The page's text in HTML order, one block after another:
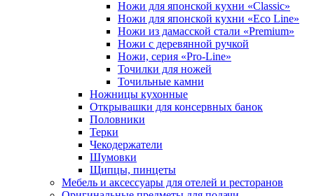
Ножи для японской кухни «Classic»
Ножи для японской кухни «Eco Line»
Ножи из дамасской стали «Premium»
Ножи с деревянной ручкой
Ножи, серия «Pro-Line»
Точилки для ножей
Точильные камни
Ножницы кухонные
Открывашки для консервных банок
Половники
Терки
Чекодержатели
Шумовки
Щипцы, пинцеты
Мебель и аксессуары для отелей и ресторанов